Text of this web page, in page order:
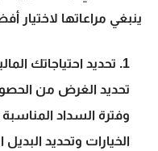
ينبغي مراعاتها لاختيار
تحديد احتياجاتك
تحديد الغرض من
وفترة السداد
الخيارات وتحديد